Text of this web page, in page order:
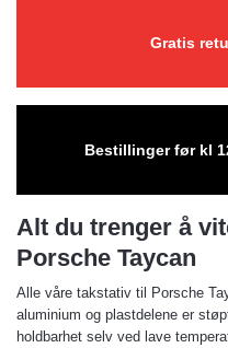
Gratis
Bestillinger før kl
Alt du trenger å
Porsche Taycan
Alle våre takstativ til Porsche
aluminium og plastdelene er
holdbarhet selv ved lave